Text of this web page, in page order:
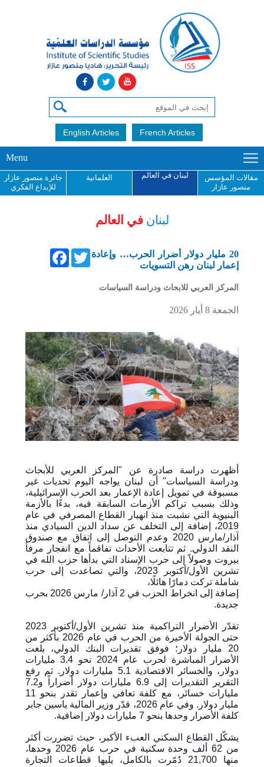
English Articles French Articles
Menu
مقالات المؤسس
منصور عازار
لبنان في العالم العلمانية
جائزة منصور عازار
للإبداع الفكري
لبنان في العالم
FacebookTwitter 20 مليار دولار أضرار الحرب… وإعادة
إعمار لبنان رهن التسويات
المركز العربي للابحاث ودراسة السياسات
الجمعة 8 أيار 2026
أظهرت دراسة صادرة عن "المركز العربي للأبحاث
ودراسة السياسات" أن لبنان يواجه اليوم تحديات غير
مسبوقة في تمويل إعادة الإعمار بعد الحرب الإسرائيلية،
وذلك بسبب تراكم الأزمات السابقة فيه، بدءًا بالأزمة
البنيوية التي نشبت منذ انهيار القطاع المصرفي في عام
2019، إضافة إلى التخلف عن سداد الدين السيادي منذ
آذار/مارس 2020 وعدم التوصل إلى اتفاق مع صندوق
النقد الدولي. ثم تتابعت الأحداث تفاقماً مع انفجار مرفأ
بيروت وصولاً إلى حرب الإسناد التي بدأها حزب الله في
تشرين الأول/أكتوبر 2023، والتي تصاعدت إلى حرب
شاملة تركت دمارًا هائلًا،
إضافة إلى انخراط الحزب في 2 آذار/ مارس 2026 بحرب
جديدة.
تقدّر الأضرار التراكمية منذ تشرين الأول/أكتوبر 2023
حتى الجولة الأخيرة من الحرب في عام 2026 بأكثر من
20 مليار دولار؛ فوفق تقديرات البنك الدولي، بلغت
الأضرار المباشرة لحرب عام 2024 نحو 3.4 مليارات
دولار، والخسائر الاقتصادية 5.1 مليارات دولار. ثم رفع
التقرير التقديرات إلى 6.9 مليارات دولار أضراراً و7.2
مليارات خسائر، مع كلفة تعافي وإعمار تقدر بنحو 11
مليار دولار. وفي عام 2026، قدّر وزير المالية ياسين جابر
كلفة الأضرار وحدها بنحو 7 مليارات دولار إضافية.
يشكّل القطاع السكني العبء الأكبر، حيث تضررت أكثر
من 62 ألف وحدة سكنية في حرب عام 2026 وحدها،
منها 21,700 دُمّرت بالكامل، يليها قطاعات التجارة